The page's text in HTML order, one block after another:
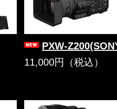
PXW-
11,000円（税込）